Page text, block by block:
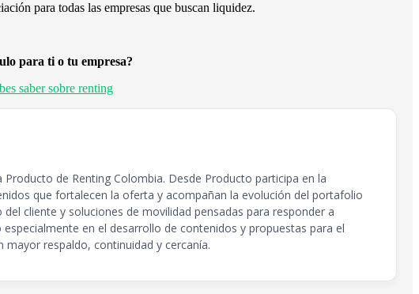
para todas las empresas que buscan liquidez.
para ti o tu empresa?
saber sobre renting
de Renting Colombia. Desde Producto participa en la
que fortalecen la oferta y acompañan la evolución del portafolio
cliente y soluciones de movilidad pensadas para responder a
en el desarrollo de contenidos y propuestas para el
respaldo, continuidad y cercanía.